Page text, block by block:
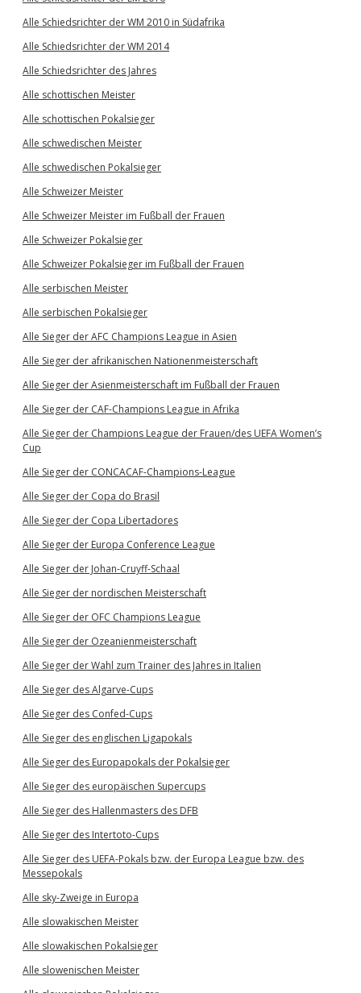
Alle Schiedsrichter der WM 2010 in Südafrika
Alle Schiedsrichter der WM 2014
Alle Schiedsrichter des Jahres
Alle schottischen Meister
Alle schottischen Pokalsieger
Alle schwedischen Meister
Alle schwedischen Pokalsieger
Alle Schweizer Meister
Alle Schweizer Meister im Fußball der Frauen
Alle Schweizer Pokalsieger
Alle Schweizer Pokalsieger im Fußball der Frauen
Alle serbischen Meister
Alle serbischen Pokalsieger
Alle Sieger der AFC Champions League in Asien
Alle Sieger der afrikanischen Nationenmeisterschaft
Alle Sieger der Asienmeisterschaft im Fußball der Frauen
Alle Sieger der CAF-Champions League in Afrika
Alle Sieger der Champions League der Frauen/des UEFA Women’s
Cup
Alle Sieger der CONCACAF-Champions-League
Alle Sieger der Copa do Brasil
Alle Sieger der Copa Libertadores
Alle Sieger der Europa Conference League
Alle Sieger der Johan-Cruyff-Schaal
Alle Sieger der nordischen Meisterschaft
Alle Sieger der OFC Champions League
Alle Sieger der Ozeanienmeisterschaft
Alle Sieger der Wahl zum Trainer des Jahres in Italien
Alle Sieger des Algarve-Cups
Alle Sieger des Confed-Cups
Alle Sieger des englischen Ligapokals
Alle Sieger des Europapokals der Pokalsieger
Alle Sieger des europäischen Supercups
Alle Sieger des Hallenmasters des DFB
Alle Sieger des Intertoto-Cups
Alle Sieger des UEFA-Pokals bzw. der Europa League bzw. des
Messepokals
Alle sky-Zweige in Europa
Alle slowakischen Meister
Alle slowakischen Pokalsieger
Alle slowenischen Meister